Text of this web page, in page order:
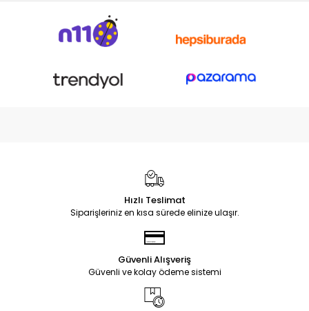
Hızlı Teslimat
Siparişleriniz en kısa sürede elinize ulaşır.
Güvenli Alışveriş
Güvenli ve kolay ödeme sistemi